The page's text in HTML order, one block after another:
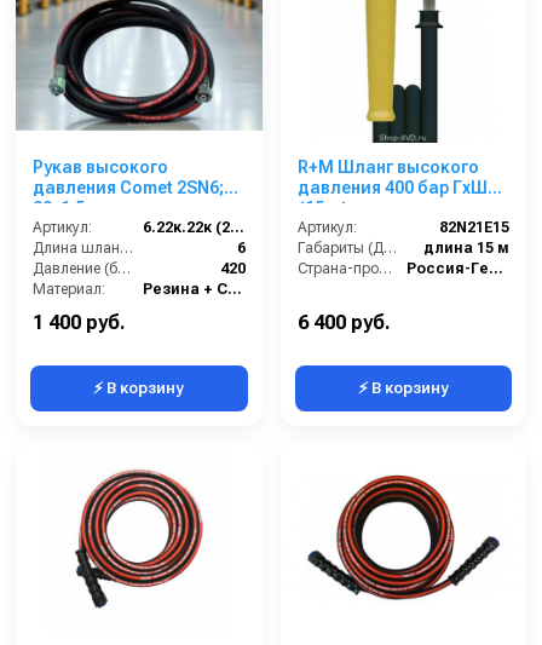
Рукав высокого
давления Comet 2SN6;
22х1,5 г под ключ -
22х1,5г под ключ; 6м
Артикул:
6.22к.22к (2SN6)Comet
Длина шланга ВД (м):
6
Давление (бар):
420
Материал:
Резина + Сталь
1 400 руб.
⚡ В корзину
R+M Шланг высокого
давления 400 бар ГхШ
(15 м)
Артикул:
82N21E15
Габариты (ДхШхВ):
длина 15 м
Страна-производитель:
Россия-Германия
6 400 руб.
⚡ В корзину